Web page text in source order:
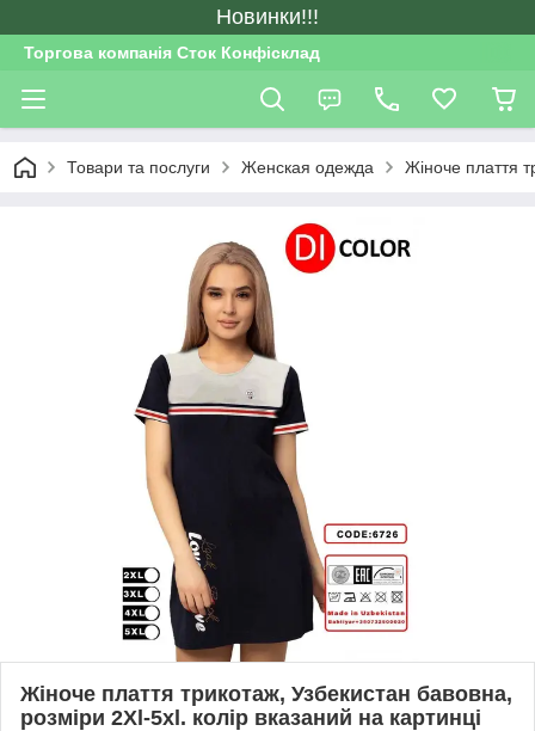
Новинки!!!
Торгова компанія Сток Конфісклад
Товари та послуги Женская одежда Жіноче плаття
Жіноче плаття трикотаж, Узбекистан бавовна,
розміри 2Xl-5xl. колір вказаний на картинці